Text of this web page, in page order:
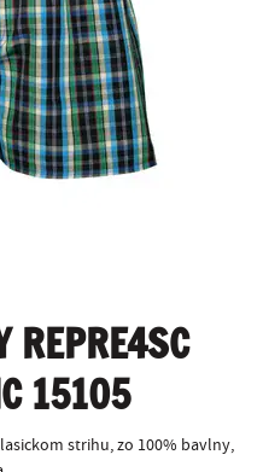
REPRE4SC
15105
strihu, zo 100% bavlny,